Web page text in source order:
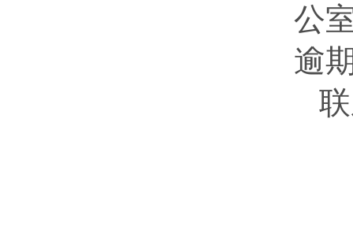
公
逾